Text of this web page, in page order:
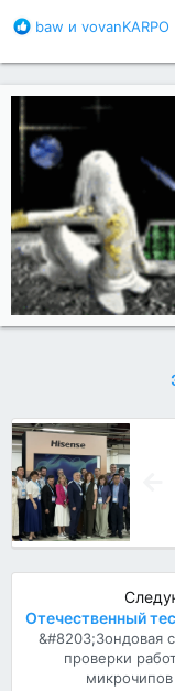
Б
а
г
д
а
р
с
т
и
:
baw и vovanKARPO
&#8203;Зондовая
проверки